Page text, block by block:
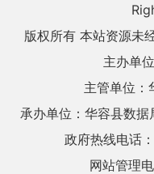
版权所有 本站资源未
主办单
主管单位：
承办单位：华容县数据
政府热线电话
网站管理